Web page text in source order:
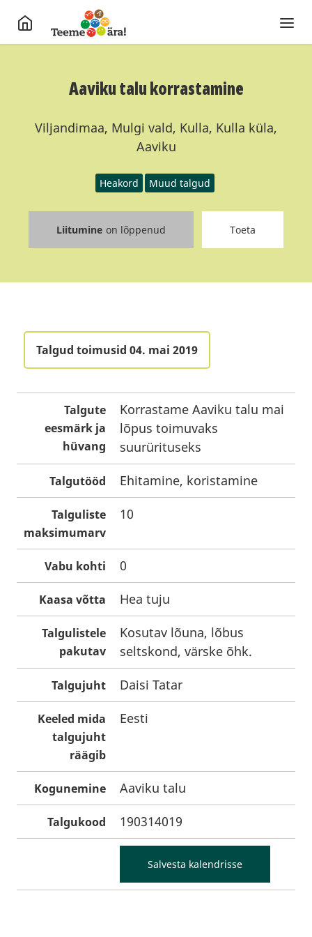
Aaviku talu korrastamine
Viljandimaa, Mulgi vald, Kulla, Kulla küla,
Aaviku
Heakord Muud talgud
Liitumine on lõppenud Toeta
Talgud toimusid 04. mai 2019
Talgute
eesmärk ja
hüvang
Korrastame Aaviku talu mai
lõpus toimuvaks
suurürituseks
Talgutööd Ehitamine, koristamine
Talguliste
maksimumarv
10
Vabu kohti 0
Kaasa võtta Hea tuju
Talgulistele
pakutav
Kosutav lõuna, lõbus
seltskond, värske õhk.
Talgujuht Daisi Tatar
Keeled mida
talgujuht
räägib
Eesti
Kogunemine Aaviku talu
Talgukood 190314019
Salvesta kalendrisse